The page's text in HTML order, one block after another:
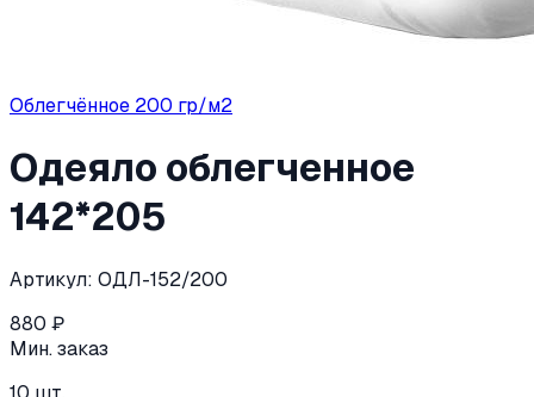
Облегчённое 200 гр/м2
Одеяло облегченное
142*205
Артикул: ОДЛ-152/200
880 ₽
Мин. заказ